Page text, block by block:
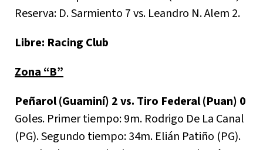
Reserva: D. Sarmiento 7 vs. Leandro N. Alem 2.
Libre: Racing Club
Zona “B”
Peñarol (Guaminí) 2 vs. Tiro Federal (Puan) 0
Goles. Primer tiempo: 9m. Rodrigo De La Canal
(PG). Segundo tiempo: 34m. Elián Patiño (PG).